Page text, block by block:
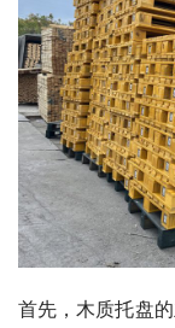
首先，木质托盘